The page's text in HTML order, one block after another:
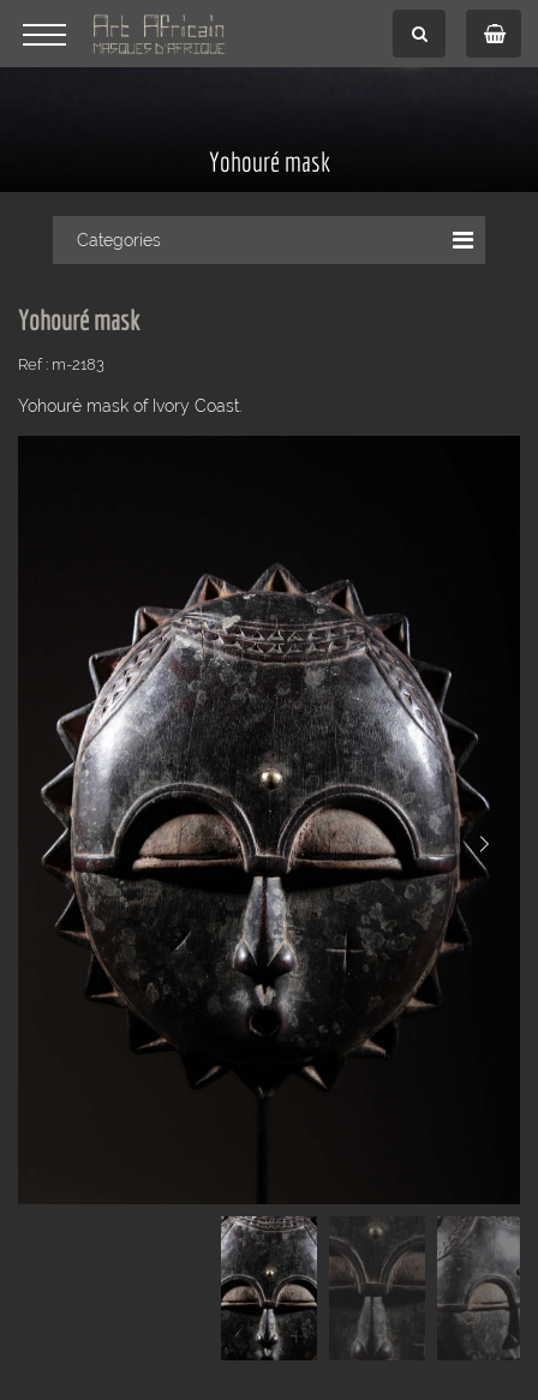
Yohouré mask
Categories
Yohouré mask
Ref : m-2183
Yohouré mask of Ivory Coast.